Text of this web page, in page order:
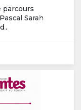
parcours
Sarah